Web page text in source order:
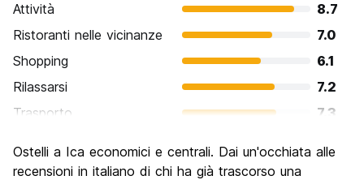
Attività
8.7
Ristoranti nelle vicinanze
7.0
Shopping
6.1
Rilassarsi
7.2
Trasporto
7.3
Luoghi di interesse culturale
Ostelli a Ica economici e centrali. Dai un'occhiata alle
recensioni in italiano di chi ha già trascorso una